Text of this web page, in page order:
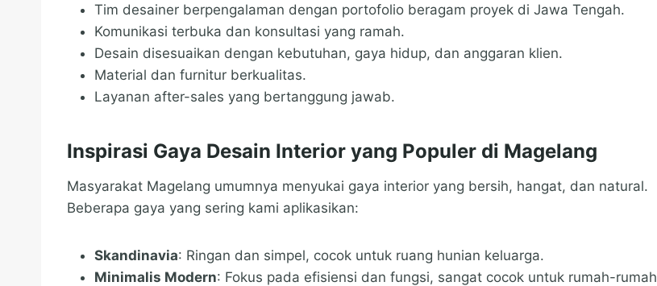
Tim desainer berpengalaman dengan portofolio beragam proyek di Jawa Tengah.
Komunikasi terbuka dan konsultasi yang ramah.
Desain disesuaikan dengan kebutuhan, gaya hidup, dan anggaran klien.
Material dan furnitur berkualitas.
Layanan after-sales yang bertanggung jawab.
Inspirasi Gaya Desain Interior yang Populer di Magelang
Masyarakat Magelang umumnya menyukai gaya interior yang bersih, hangat, dan natural.
Beberapa gaya yang sering kami aplikasikan:
Skandinavia: Ringan dan simpel, cocok untuk ruang hunian keluarga.
Minimalis Modern: Fokus pada efisiensi dan fungsi, sangat cocok untuk rumah-rumah